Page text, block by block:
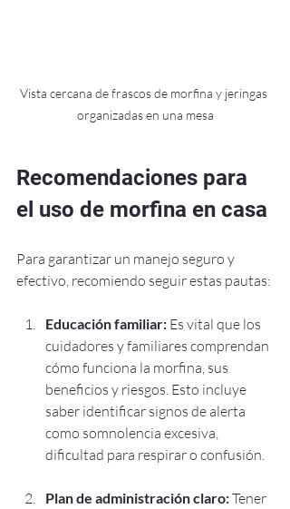
Vista cercana de frascos de morfina y jeringas
organizadas en una mesa
Recomendaciones para
el uso de morfina en casa
Para garantizar un manejo seguro y
efectivo, recomiendo seguir estas pautas:
Educación familiar: Es vital que los
cuidadores y familiares comprendan
cómo funciona la morfina, sus
beneficios y riesgos. Esto incluye
saber identificar signos de alerta
como somnolencia excesiva,
dificultad para respirar o confusión.
Plan de administración claro: Tener